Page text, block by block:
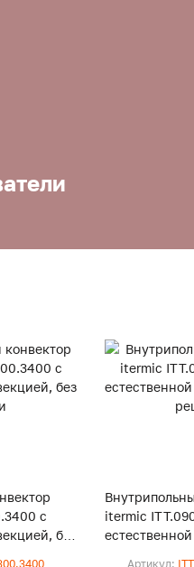
с
без
itermic
естественной
Артикул: